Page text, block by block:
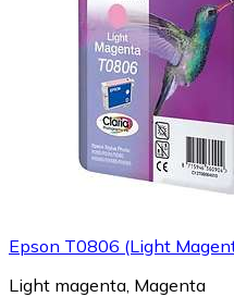
Epson T0806 (Light
Light magenta, Magenta